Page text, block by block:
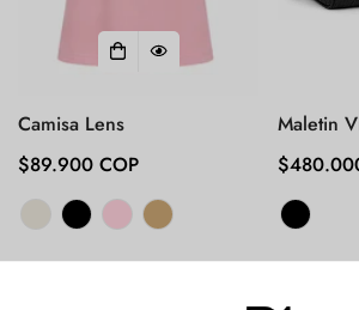
Camisa Lens
Precio
regular
$89.900 COP
Maletin
Precio
regular